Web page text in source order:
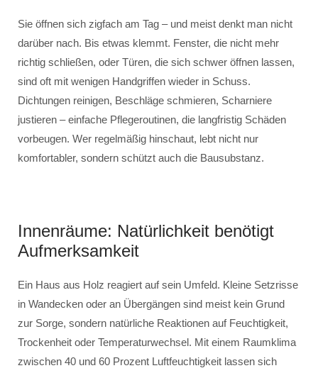
Sie öffnen sich zigfach am Tag – und meist denkt man nicht
darüber nach. Bis etwas klemmt. Fenster, die nicht mehr
richtig schließen, oder Türen, die sich schwer öffnen lassen,
sind oft mit wenigen Handgriffen wieder in Schuss.
Dichtungen reinigen, Beschläge schmieren, Scharniere
justieren – einfache Pflegeroutinen, die langfristig Schäden
vorbeugen. Wer regelmäßig hinschaut, lebt nicht nur
komfortabler, sondern schützt auch die Bausubstanz.
Innenräume: Natürlichkeit benötigt
Aufmerksamkeit
Ein Haus aus Holz reagiert auf sein Umfeld. Kleine Setzrisse
in Wandecken oder an Übergängen sind meist kein Grund
zur Sorge, sondern natürliche Reaktionen auf Feuchtigkeit,
Trockenheit oder Temperaturwechsel. Mit einem Raumklima
zwischen 40 und 60 Prozent Luftfeuchtigkeit lassen sich